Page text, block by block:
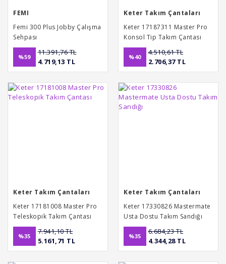
FEMI
Femi 300 Plus Jobby Çalışma
Sehpası
%59
11.391,76 TL
4.719,13 TL
Keter Takım Çantaları
Keter 17187311 Master Pro
Konsol Tip Takım Çantası
%40
4.510,61 TL
2.706,37 TL
Keter Takım Çantaları
Keter 17181008 Master Pro
Teleskopik Takım Çantası
%35
7.941,10 TL
5.161,71 TL
Keter Takım Çantaları
Keter 17330826 Mastermate
Usta Dostu Takım Sandığı
%35
6.684,23 TL
4.344,28 TL